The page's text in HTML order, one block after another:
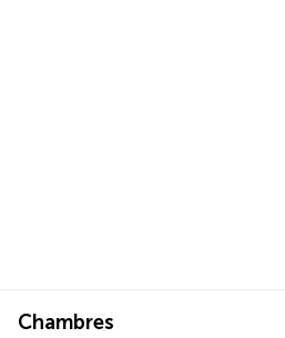
Chambres